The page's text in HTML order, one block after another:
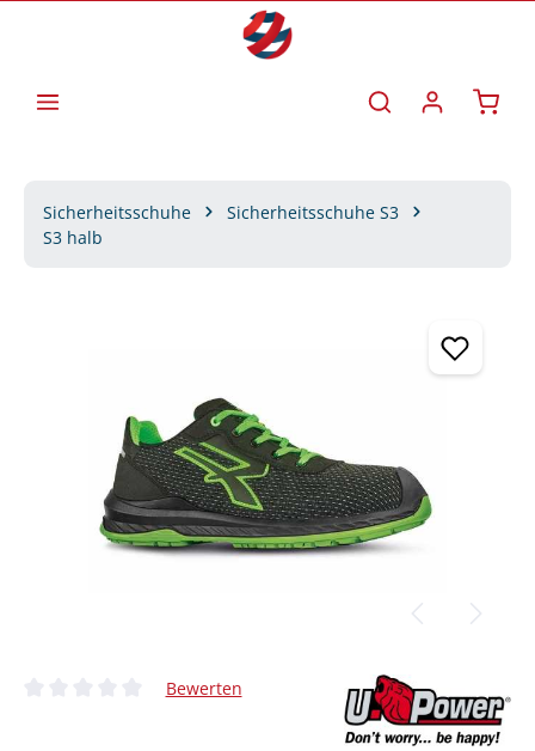
Sicherheitsschuhe
Sicherheitsschuhe S3
S3 halb
Durchschnittliche Bewertung von 0 von 5 Sternen
Bewerten